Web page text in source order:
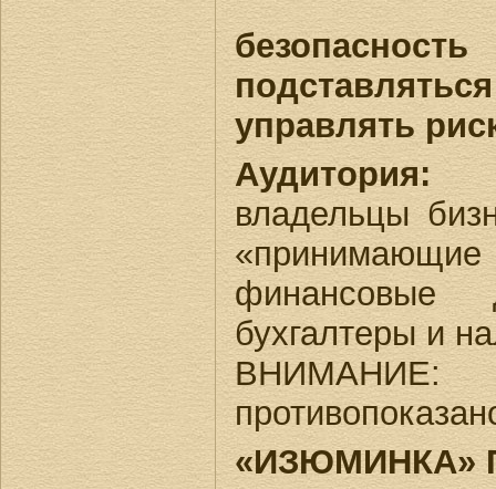
управлять
Аудитория:
владельцы
финансовые
бухгалтеры и
«ИЗЮМИНКА»